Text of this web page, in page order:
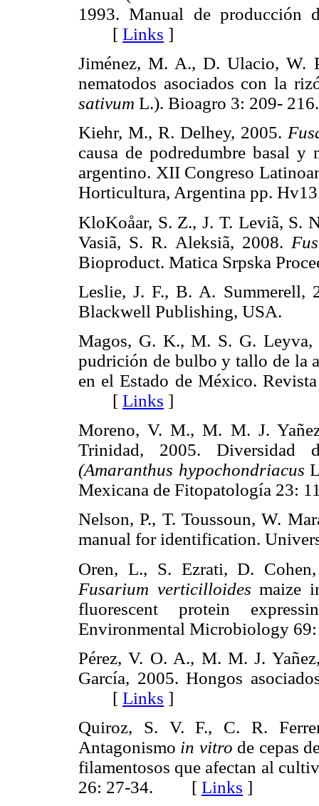
1993. Manual de producción
[ Links ]
Jiménez, M. A., D. Ulacio, W.
nematodos asociados con la
sativum L.). Bioagro 3: 209-
Kiehr, M., R. Delhey, 2005.
causa de podredumbre basal
argentino. XII Congreso
Horticultura, Argentina pp.
KloKoåar, S. Z., J. T. Leviã, S.
Vasiã, S. R. Aleksiã, 2008.
Bioproduct. Matica Srpska
Leslie, J. F., B. A. Summerell,
Blackwell Publishing,
Magos, G. K., M. S. G.
pudrición de bulbo y tallo de la
en el Estado de México.
[ Links ]
Moreno, V. M., M. M. J.
Trinidad, 2005. Diversidad
(Amaranthus hypochondriacus
Mexicana de Fitopatología
Nelson, P., T. Toussoun, W.
manual for identification.
Oren, L., S. Ezrati, D.
Fusarium verticilloides maize
fluorescent protein
Environmental Microbiology
Pérez, V. O. A., M. M. J.
García, 2005. Hongos
[ Links ]
Quiroz, S. V. F., C. R.
Antagonismo in vitro de cepas
filamentosos que afectan al
26: 27-34. [ Links ]